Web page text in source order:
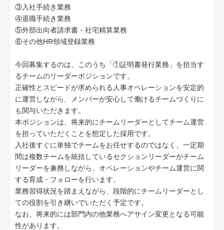
③入社手続き業務
④退職手続き業務
⑤外部出向者請求書・社宅精算業務
⑥その他HR領域登録業務
今回募集するのは、このうち「①証明書発行業務」を担当す
るチームのリーダーポジションです。
正確性とスピードが求められる人事オペレーションを安定的
に運営しながら、メンバーが安心して働けるチームづくりに
も関与いただきます。
本ポジションは、将来的にチームリーダーとしてチーム運営
を担っていただくことを想定した採用です。
入社後すぐに単独でチームをお任せするのではなく、一定期
間は複数チームを統括しているセクションリーダーがチーム
リーダーを兼務しながら、オペレーションやチーム運営に関
する育成・フォローを行います。
業務習得状況を踏まえながら、段階的にチームリーダーとし
ての役割を引き継いでいただく予定です。
なお、将来的には部門内の他業務へアサイン変更となる可能
性があります。